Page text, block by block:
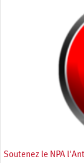
Soutenez le NPA